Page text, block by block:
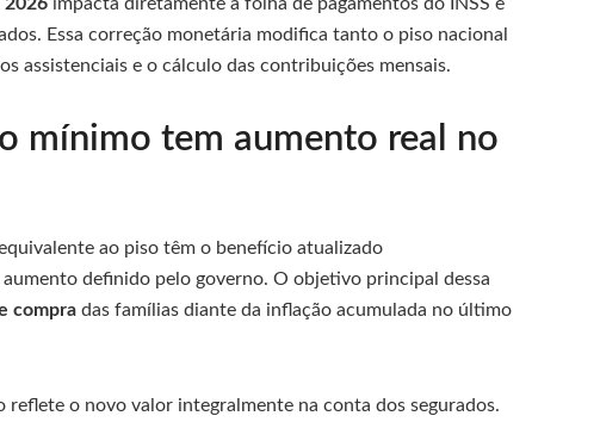
Essa correção monetária modifica tanto o piso nacional
assistenciais e o cálculo das contribuições mensais.
mínimo tem aumento real no
ao piso têm o benefício atualizado
definido pelo governo. O objetivo principal dessa
compra das famílias diante da inflação acumulada no último
reflete o novo valor integralmente na conta dos segurados.